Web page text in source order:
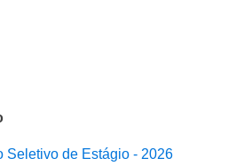
Seletivo de Estágio - 2026